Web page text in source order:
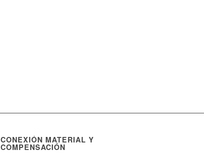
CONEXIÓN MATERIAL Y
COMPENSACIÓN